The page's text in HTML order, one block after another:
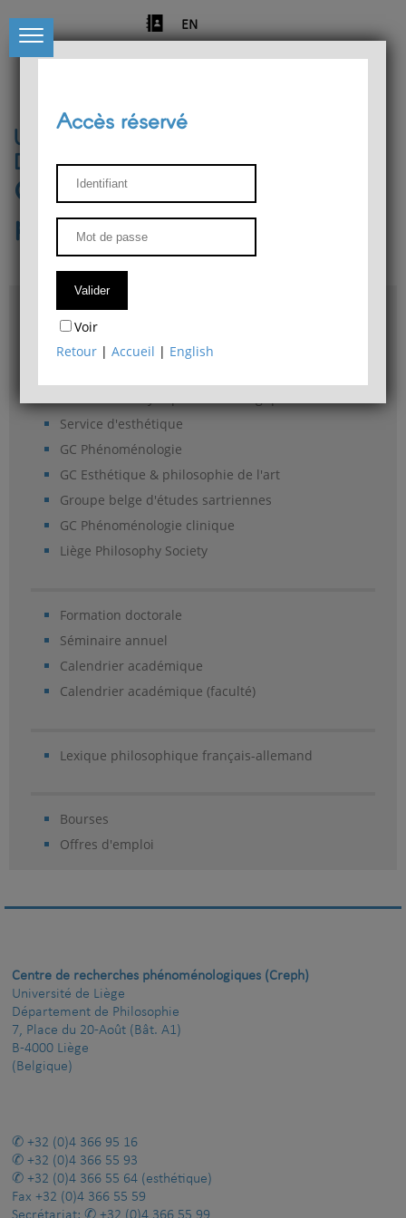
EN
Université de Liège
Département de philosophie
Centre de recherches
phénoménologiques
Accès & plans
Bibliothèque du Département de philosophie
Service d'esthétique
GC Phénoménologie
GC Esthétique & philosophie de l'art
Groupe belge d'études sartriennes
GC Phénoménologie clinique
Liège Philosophy Society
Formation doctorale
Séminaire annuel
Calendrier académique
Calendrier académique (faculté)
Lexique philosophique français-allemand
Bourses
Offres d'emploi
Accès réservé
Voir
Retour |Accueil | English
Centre de recherches phénoménologiques (Creph)
Université de Liège
Département de Philosophie
7, Place du 20-Août (Bât. A1)
B-4000 Liège
(Belgique)
+32 (0)4 366 95 16
+32 (0)4 366 55 93
+32 (0)4 366 55 64 (esthétique)
Fax +32 (0)4 366 55 59